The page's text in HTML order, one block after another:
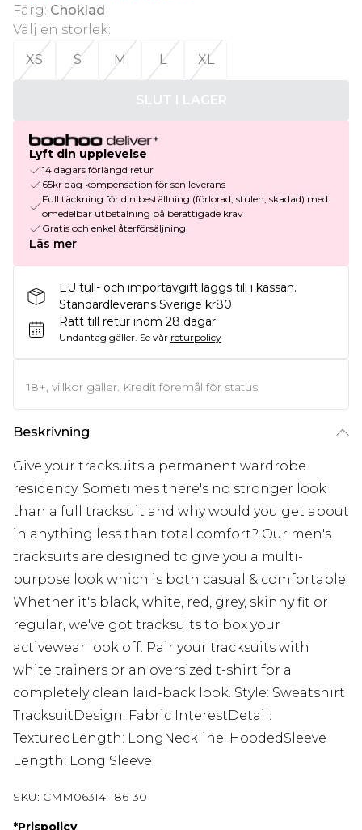
Färg: Choklad
Välj en storlek:
XS
S M L XL
SLUT I LAGER
Lyft din upplevelse
14 dagars förlängd retur
65kr dag kompensation för sen leverans
Full täckning för din beställning (förlorad, stulen, skadad) med
omedelbar utbetalning på berättigade krav
Gratis och enkel återförsäljning
Läs mer
EU tull- och importavgift läggs till i kassan.
Standardleverans Sverige kr80
Rätt till retur inom 28 dagar
Undantag gäller. Se vår returpolicy
18+, villkor gäller. Kredit föremål för status
Beskrivning
Give your tracksuits a permanent wardrobe
residency. Sometimes there's no stronger look
than a full tracksuit and why would you get about
in anything less than total comfort? Our men's
tracksuits are designed to give you a multi-
purpose look which is both casual & comfortable.
Whether it's black, white, red, grey, skinny fit or
regular, we've got tracksuits to box your
activewear look off. Pair your tracksuits with
white trainers or an oversized t-shirt for a
completely clean laid-back look. Style: Sweatshirt
TracksuitDesign: Fabric InterestDetail:
TexturedLength: LongNeckline: HoodedSleeve
Length: Long Sleeve
SKU: CMM06314-186-30
*Prispolicy